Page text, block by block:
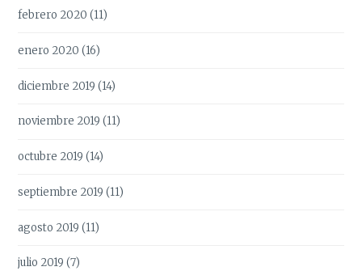
febrero 2020 (11)
enero 2020 (16)
diciembre 2019 (14)
noviembre 2019 (11)
octubre 2019 (14)
septiembre 2019 (11)
agosto 2019 (11)
julio 2019 (7)